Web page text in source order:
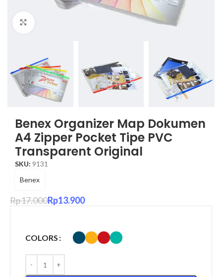
Benex Organizer Map Dokumen
A4 Zipper Pocket Tipe PVC
Transparent Original
SKU: 9131
Benex
Rp17.000Rp13.900
COLORS